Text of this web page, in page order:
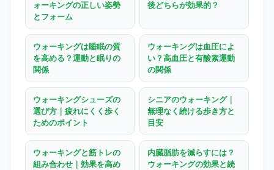
ォーキングの正しい姿勢
とフォーム
後どちらが効果的？
ウォーキングは睡眠の質
を高める？運動と眠りの
関係
ウォーキングは血圧によ
い？高血圧と有酸素運動
の関係
ウォーキングシューズの
選び方｜疲れにくく歩く
ためのポイント
シニアのウォーキング｜
無理なく続ける歩き方と
目安
ウォーキングと筋トレの
組み合わせ｜効果を高め
内臓脂肪を減らすには？
ウォーキングの効果と続